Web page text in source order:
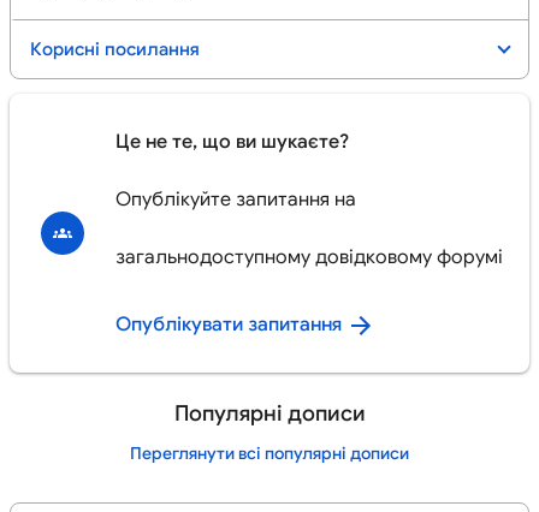
Корисні посилання
Це не те, що ви шукаєте?
Опублікуйте запитання на
загальнодоступному довідковому форумі
Опублікувати запитання
Популярні дописи
Переглянути всі популярні дописи